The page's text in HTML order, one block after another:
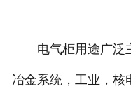
电气柜用途广泛主
冶金系统，工业，核